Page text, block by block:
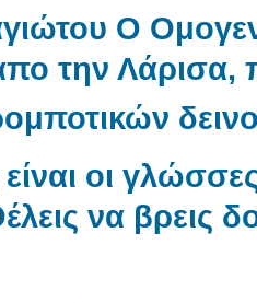
O
την Λάρισα,
οι
να βρεις